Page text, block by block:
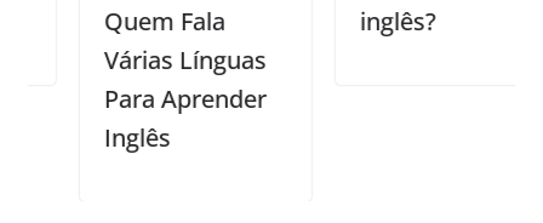
Quem Fala
Várias Línguas
Para Aprender
Inglês
inglês?